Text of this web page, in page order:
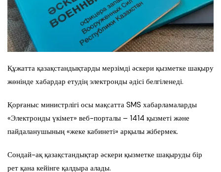
Құжатта қазақстандықтарды мерзімді әскери қызметке шақыру
жөнінде хабардар етудің электронды әдісі белгіленеді.
Қорғаныс министрлігі осы мақсатта SMS хабарламаларды
«Электронды үкімет» веб-порталы – 1414 қызметі және
пайдаланушының «жеке кабинеті» арқылы жібермек.
Сондай-ақ қазақстандықтар әскери қызметке шақыруды бір
рет қана кейінге қалдыра алады.